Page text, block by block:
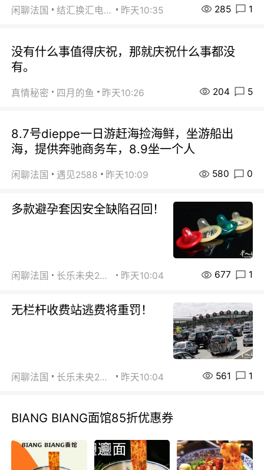
闲聊法国 结汇换汇电汇 昨天10:35 285 1
没有什么事值得庆祝，那就庆祝什么事都没
有。
真情秘密 四月的鱼 昨天10:26 204 5
8.7号dieppe一日游赶海捡海鲜，坐游船出
海，提供奔驰商务车，8.9坐一个人
闲聊法国 遇见2588 昨天10:09 580 0
多款避孕套因安全缺陷召回！
闲聊法国 长乐未央2015 昨天10:04 677 1
无栏杆收费站逃费将重罚！
闲聊法国 长乐未央2015 昨天10:04 561 1
BIANG BIANG面馆85折优惠券